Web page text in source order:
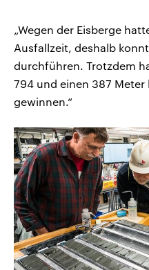
„Wegen der Eisberge
Ausfallzeit, deshalb
durchführen. Trotzdem
794 und einen 387 Meter
gewinnen.“